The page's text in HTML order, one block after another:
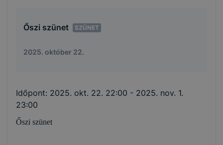
Őszi szünet SZÜNET
2025. október 22.
Időpont: 2025. okt. 22. 22:00 - 2025. nov. 1.
23:00
Őszi szünet